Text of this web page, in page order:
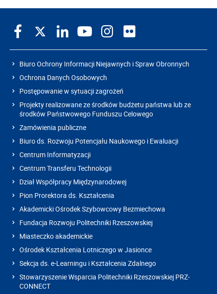
Biuro Ochrony Informacji Niejawnych i Spraw Obronnych
Ochrona Danych Osobowych
Postępowanie w sytuacji zagrożeń
Projekty realizowane ze środków budżetu państwa lub ze
środków Państwowego Funduszu Celowego
Zamówienia publiczne
Biuro ds. Rozwoju Potencjału Naukowego i Ewaluacji
Centrum Informatyzacji
Centrum Transferu Technologii
Dział Współpracy Międzynarodowej
Pion Prorektora ds. Kształcenia
Akademicki Ośrodek Szybowcowy Bezmiechowa
Fundacja Rozwoju Politechniki Rzeszowskiej
Miasteczko akademickie
Ośrodek Kształcenia Lotniczego w Jasionce
Sekcja ds. e-Learningu i Kształcenia Zdalnego
Stowarzyszenie Wsparcia Politechniki Rzeszowskiej PRZ-
CONNECT